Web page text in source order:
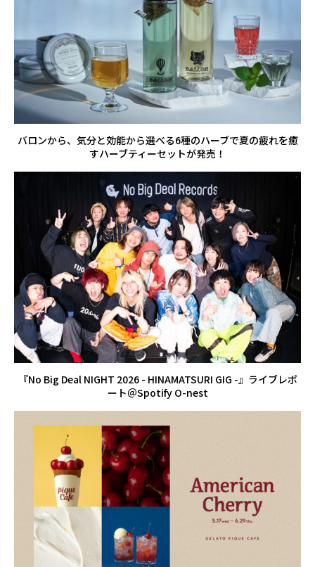
バロンから、気分と効能から選べる6種のハーブで夏の疲れを癒
すハーブティーセットが発売！
『No Big Deal NIGHT 2026 - HINAMATSURI GIG -』ライブレポ
ート＠Spotify O-nest